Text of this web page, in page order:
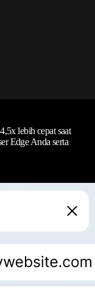
lebih cepat saat
Edge Anda serta